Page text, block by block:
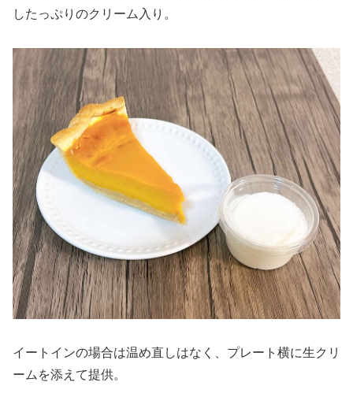
したっぷりのクリーム入り。
イートインの場合は温め直しはなく、プレート横に生クリ
ームを添えて提供。